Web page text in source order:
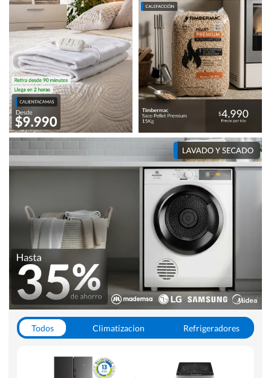
Todos Climatizacion
Refrigeradores
Hornos y Microondas